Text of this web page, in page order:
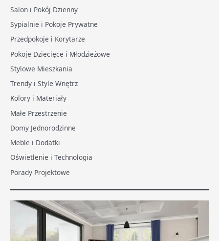
Salon i Pokój Dzienny
Sypialnie i Pokoje Prywatne
Przedpokoje i Korytarze
Pokoje Dziecięce i Młodzieżowe
Stylowe Mieszkania
Trendy i Style Wnętrz
Kolory i Materiały
Małe Przestrzenie
Domy Jednorodzinne
Meble i Dodatki
Oświetlenie i Technologia
Porady Projektowe